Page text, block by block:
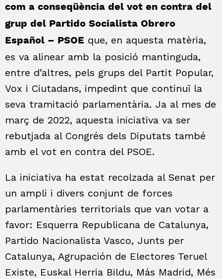
com a conseqüència del vot en contra del
grup del Partido Socialista Obrero
Español – PSOE que, en aquesta matèria,
es va alinear amb la posició mantinguda,
entre d’altres, pels grups del Partit Popular,
Vox i Ciutadans, impedint que continuï la
seva tramitació parlamentària. Ja al mes de
març de 2022, aquesta iniciativa va ser
rebutjada al Congrés dels Diputats també
amb el vot en contra del PSOE.
La iniciativa ha estat recolzada al Senat per
un ampli i divers conjunt de forces
parlamentàries territorials que van votar a
favor: Esquerra Republicana de Catalunya,
Partido Nacionalista Vasco, Junts per
Catalunya, Agrupación de Electores Teruel
Existe, Euskal Herria Bildu, Más Madrid, Més